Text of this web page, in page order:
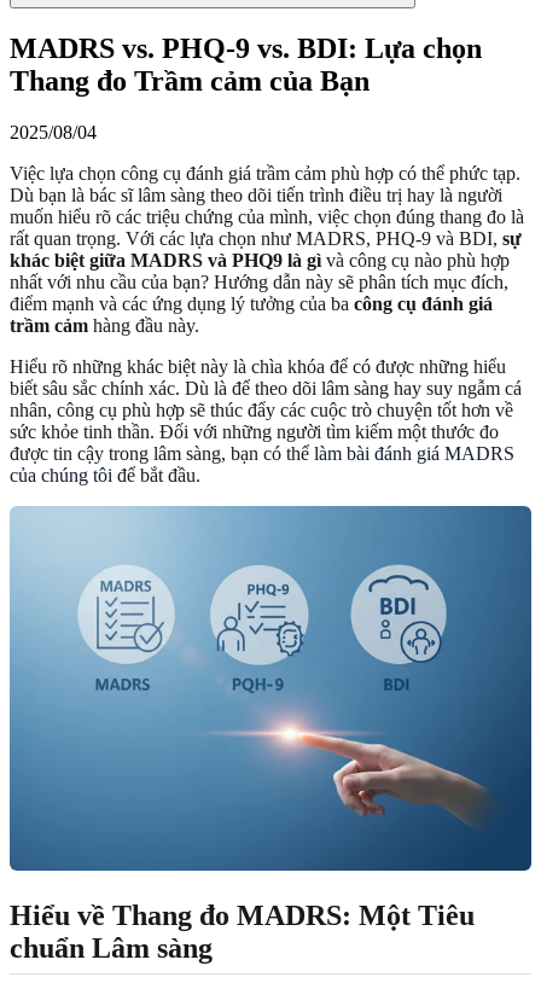
MADRS vs. PHQ-9 vs. BDI: Lựa chọn
Thang đo Trầm cảm của Bạn
2025/08/04
Việc lựa chọn công cụ đánh giá trầm cảm phù hợp có thể phức tạp.
Dù bạn là bác sĩ lâm sàng theo dõi tiến trình điều trị hay là người
muốn hiểu rõ các triệu chứng của mình, việc chọn đúng thang đo là
rất quan trọng. Với các lựa chọn như MADRS, PHQ-9 và BDI, sự
khác biệt giữa MADRS và PHQ9 là gì và công cụ nào phù hợp
nhất với nhu cầu của bạn? Hướng dẫn này sẽ phân tích mục đích,
điểm mạnh và các ứng dụng lý tưởng của ba công cụ đánh giá
trầm cảm hàng đầu này.
Hiểu rõ những khác biệt này là chìa khóa để có được những hiểu
biết sâu sắc chính xác. Dù là để theo dõi lâm sàng hay suy ngẫm cá
nhân, công cụ phù hợp sẽ thúc đẩy các cuộc trò chuyện tốt hơn về
sức khỏe tinh thần. Đối với những người tìm kiếm một thước đo
được tin cậy trong lâm sàng, bạn có thể làm bài đánh giá MADRS
của chúng tôi để bắt đầu.
Hiểu về Thang đo MADRS: Một Tiêu
chuẩn Lâm sàng